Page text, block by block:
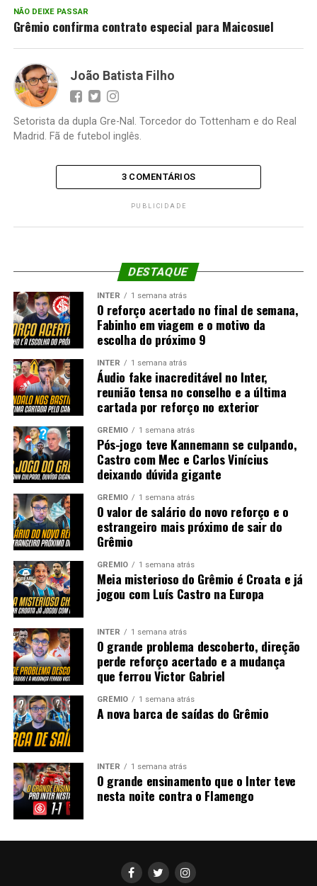
NÃO DEIXE PASSAR
Grêmio confirma contrato especial para Maicosuel
João Batista Filho
Setorista da dupla Gre-Nal. Torcedor do Tottenham e do Real
Madrid. Fã de futebol inglês.
3 COMENTÁRIOS
PUBLICIDADE
DESTAQUE
INTER 1 semana atrás
O reforço acertado no final de semana,
Fabinho em viagem e o motivo da
escolha do próximo 9
INTER 1 semana atrás
Áudio fake inacreditável no Inter,
reunião tensa no conselho e a última
cartada por reforço no exterior
GRÊMIO 1 semana atrás
Pós-jogo teve Kannemann se culpando,
Castro com Mec e Carlos Vinícius
deixando dúvida gigante
GRÊMIO 1 semana atrás
O valor de salário do novo reforço e o
estrangeiro mais próximo de sair do
Grêmio
GRÊMIO 1 semana atrás
Meia misterioso do Grêmio é Croata e já
jogou com Luís Castro na Europa
INTER 1 semana atrás
O grande problema descoberto, direção
perde reforço acertado e a mudança
que ferrou Victor Gabriel
GRÊMIO 1 semana atrás
A nova barca de saídas do Grêmio
INTER 1 semana atrás
O grande ensinamento que o Inter teve
nesta noite contra o Flamengo